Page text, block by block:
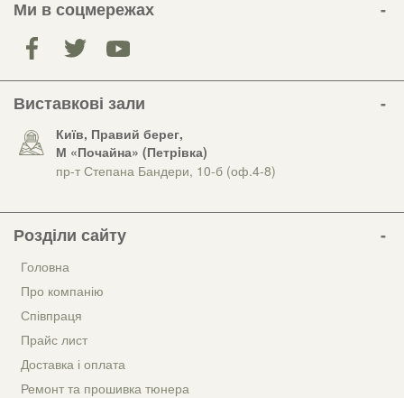
Ми в соцмережах
Виставкові зали
Київ, Правий берег,
М «Почайна» (Петрiвка)
пр-т Степана Бандери, 10-б (оф.4-8)
Розділи сайту
Головна
Про компанію
Співпраця
Прайс лист
Доставка і оплата
Ремонт та прошивка тюнера